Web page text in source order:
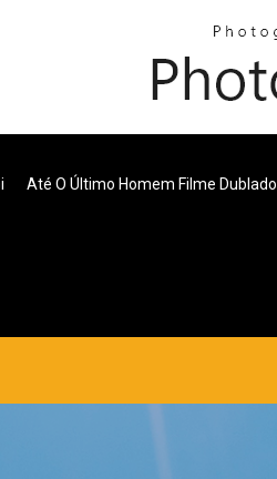
Até O Último Homem Filme